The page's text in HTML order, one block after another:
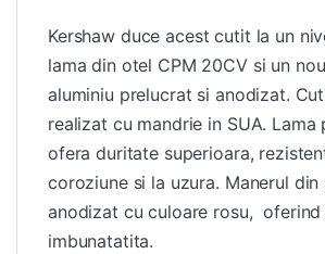
Kershaw duce acest cutit la un
lama din otel CPM 20CV si un
aluminiu prelucrat si anodizat.
realizat cu mandrie in SUA. Lama
ofera duritate superioara,
coroziune si la uzura. Manerul din
anodizat cu culoare rosu, oferind
imbunatatita.